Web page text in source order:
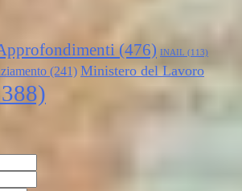
(476) INAIL (113)
(241) Ministero del Lavoro